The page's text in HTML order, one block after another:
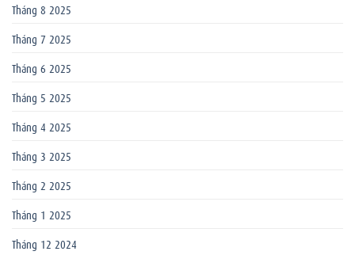
Tháng 8 2025
Tháng 7 2025
Tháng 6 2025
Tháng 5 2025
Tháng 4 2025
Tháng 3 2025
Tháng 2 2025
Tháng 1 2025
Tháng 12 2024